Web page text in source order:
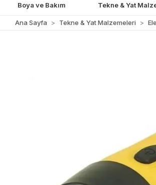
Boya ve Bakım Tekne & Yat
Ana Sayfa Tekne & Yat Malzemeleri